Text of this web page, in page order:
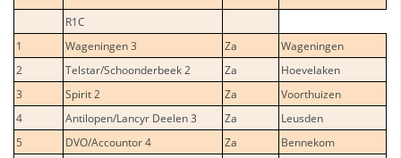
R1C
1
Wageningen 3 Za
Wageningen
2
Telstar/Schoonderbeek 2 Za
Hoevelaken
3
Spirit 2 Za
Voorthuizen
4
Antilopen/Lancyr Deelen 3 Za
Leusden
5
DVO/Accountor 4 Za
Bennekom